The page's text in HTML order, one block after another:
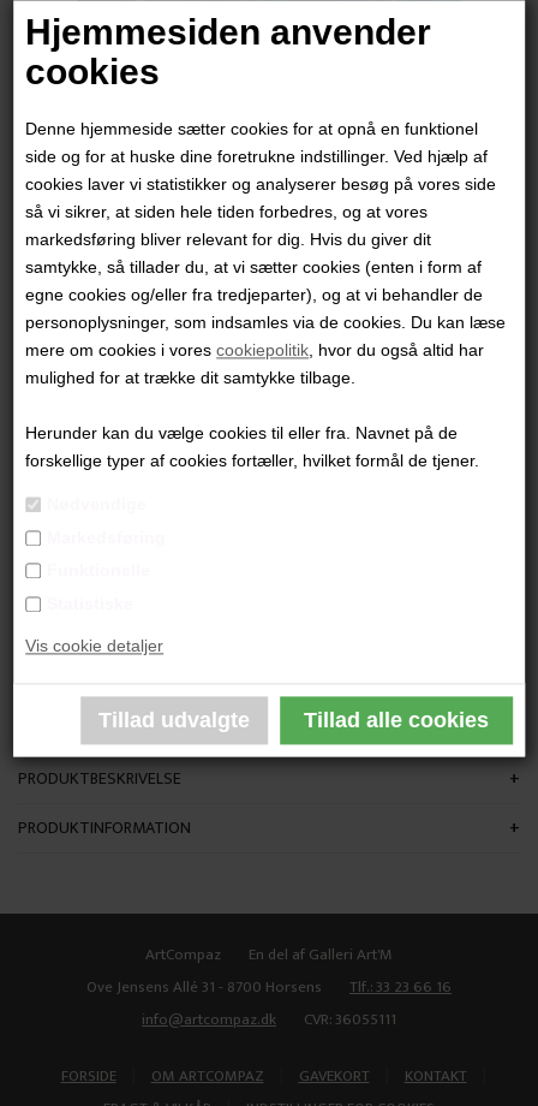
Hjemmesiden anvender
cookies
Denne hjemmeside sætter cookies for at opnå en funktionel
side og for at huske dine foretrukne indstillinger. Ved hjælp af
cookies laver vi statistikker og analyserer besøg på vores side
så vi sikrer, at siden hele tiden forbedres, og at vores
markedsføring bliver relevant for dig. Hvis du giver dit
samtykke, så tillader du, at vi sætter cookies (enten i form af
egne cookies og/eller fra tredjeparter), og at vi behandler de
personoplysninger, som indsamles via de cookies. Du kan læse
mere om cookies i vorescookiepolitik, hvor du også altid har
mulighed for at trække dit samtykke tilbage.
Herunder kan du vælge cookies til eller fra. Navnet på de
forskellige typer af cookies fortæller, hvilket formål de tjener.
Vis cookie detaljer
Helena Hülsen
8.800,00DKK
"Hidden Treasures"
100x80 cm.
Ikke indrammet
PRODUKTBESKRIVELSE
PRODUKTINFORMATION
ArtCompaz
En del af Galleri Art'M
Ove Jensens Allé 31 - 8700 Horsens
Tlf.: 33 23 66 16
info@artcompaz.dk
CVR: 36055111
FORSIDE OM ARTCOMPAZ GAVEKORT KONTAKT